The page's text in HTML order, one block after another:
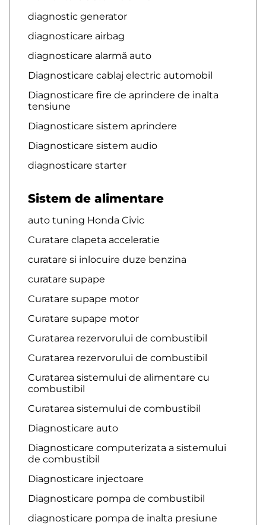
diagnostic generator
diagnosticare airbag
diagnosticare alarmă auto
Diagnosticare cablaj electric automobil
Diagnosticare fire de aprindere de inalta
tensiune
Diagnosticare sistem aprindere
Diagnosticare sistem audio
diagnosticare starter
Sistem de alimentare
auto tuning Honda Civic
Curatare clapeta acceleratie
curatare si inlocuire duze benzina
curatare supape
Curatare supape motor
Curatare supape motor
Curatarea rezervorului de combustibil
Curatarea rezervorului de combustibil
Curatarea sistemului de alimentare cu
combustibil
Curatarea sistemului de combustibil
Diagnosticare auto
Diagnosticare computerizata a sistemului
de combustibil
Diagnosticare injectoare
Diagnosticare pompa de combustibil
diagnosticare pompa de inalta presiune